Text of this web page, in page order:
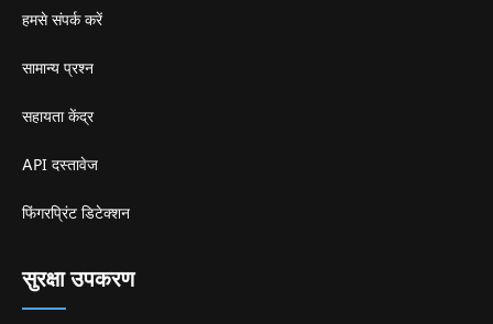
हमसे संपर्क करें
सामान्य प्रश्न
सहायता केंद्र
API दस्तावेज
फिंगरप्रिंट डिटेक्शन
सुरक्षा उपकरण